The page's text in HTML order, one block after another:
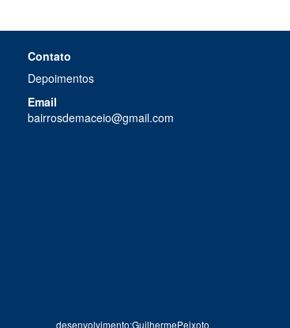
Contato
Depoimentos
Email
bairrosdemaceio@gmail.com
desenvolvimento:GuilhermePeixoto